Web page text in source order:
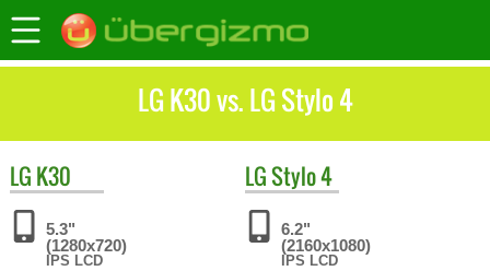
LG K30 vs. LG Stylo 4
LG K30
5.3"
(1280x720)
IPS LCD
LGStylo 4
6.2"
(2160x1080)
IPS LCD